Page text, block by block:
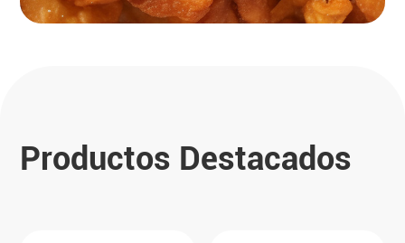
Productos Destacados